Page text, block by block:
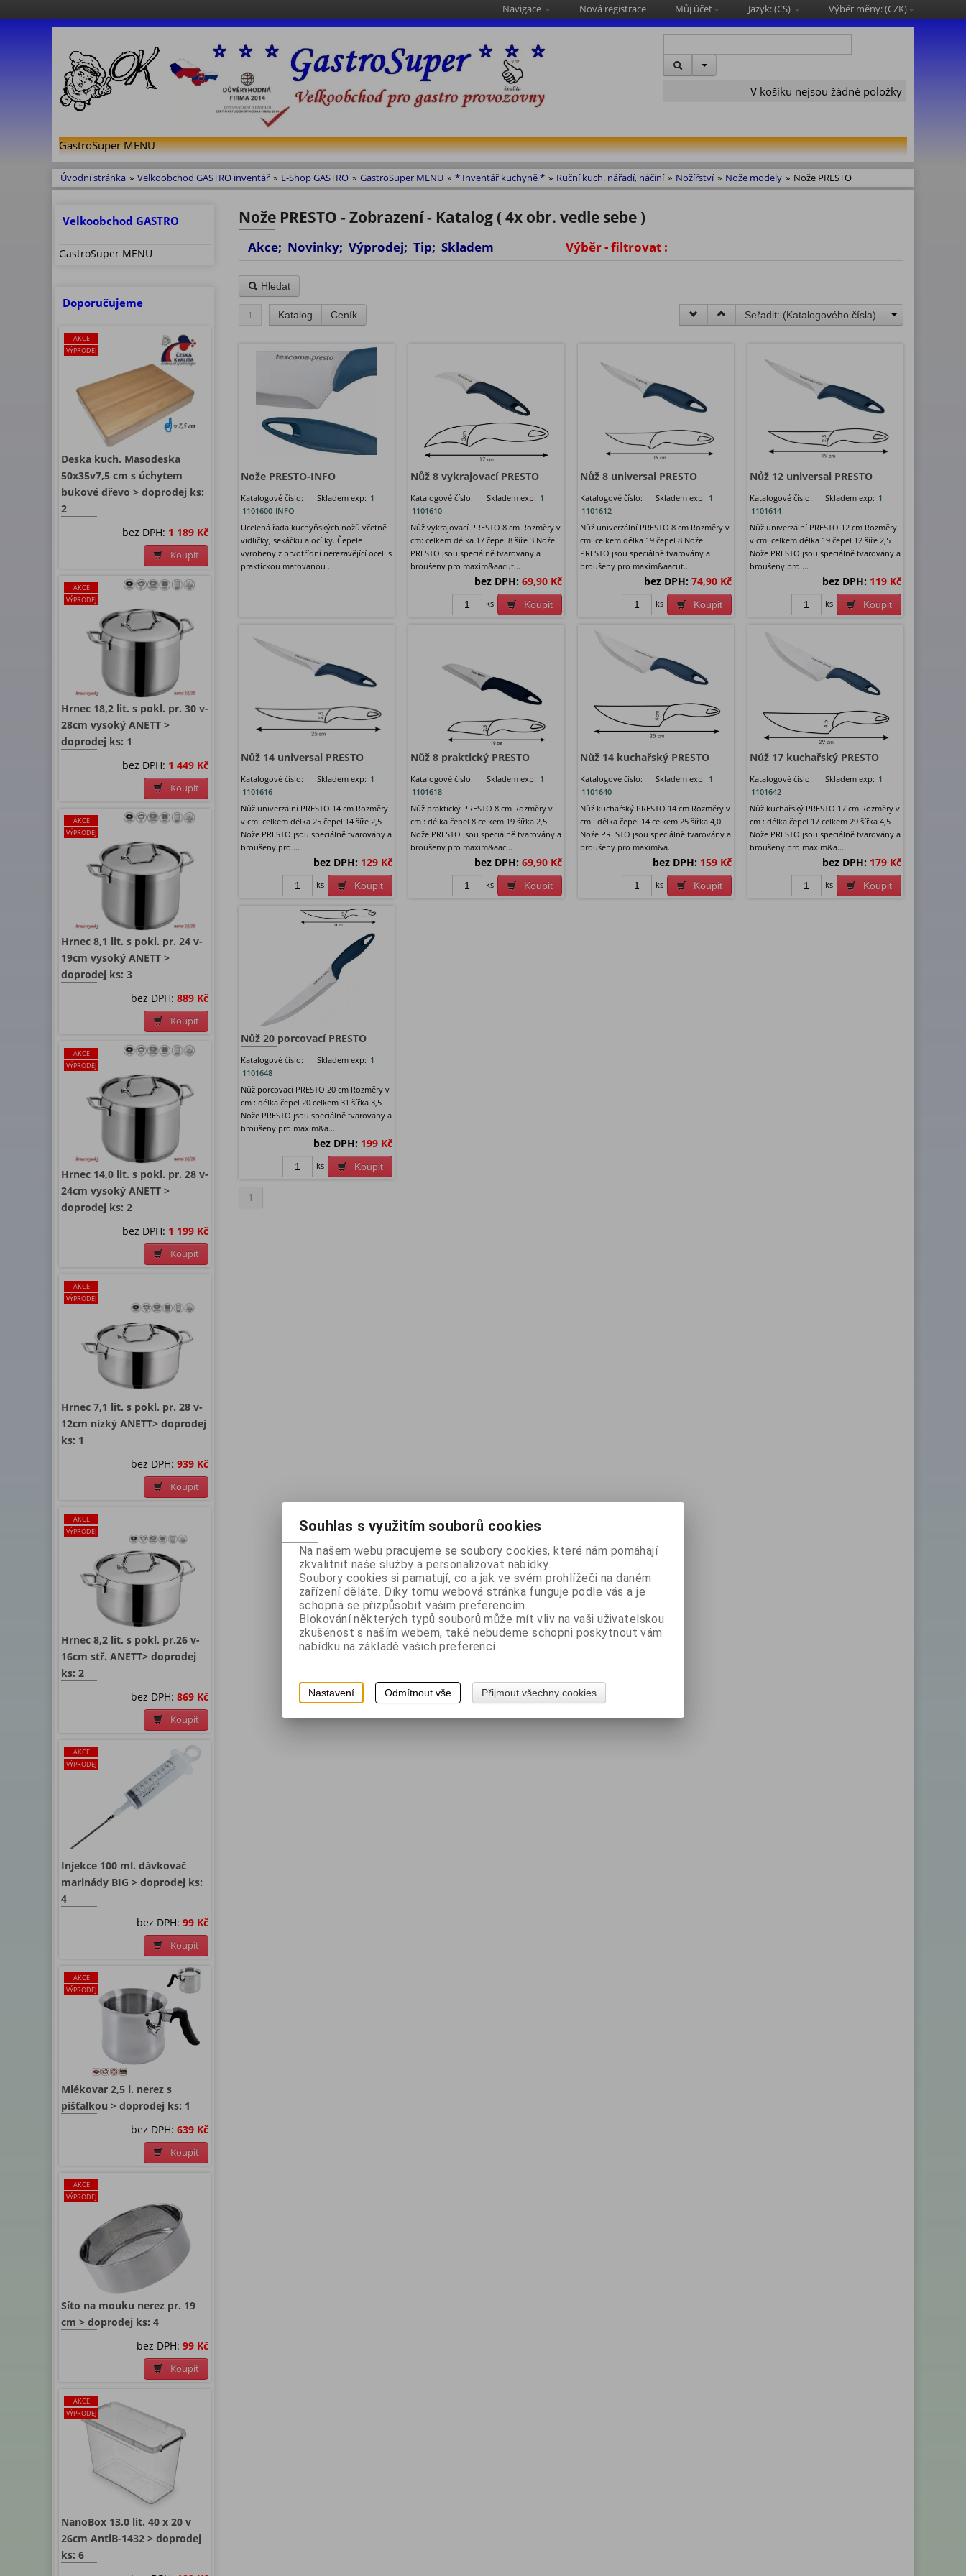
Navigace Nová registrace Můj účet Jazyk: (CS) Výběr měny: (CZK)
V košíku nejsou žádné položky
GastroSuper MENU
Úvodní stránka » Velkoobchod GASTRO inventář » E-Shop GASTRO » GastroSuper MENU » * Inventář kuchyně * » Ruční kuch. nářadí, náčiní » Nožířství » Nože modely » Nože PRESTO
Velkoobchod GASTRO
GastroSuper MENU
Doporučujeme
AKCE
VÝPRODEJ
Deska kuch. Masodeska
50x35v7,5 cm s úchytem
bukové dřevo > doprodej ks:
2
bez DPH: 1 189 Kč
Koupit
AKCE
VÝPRODEJ
Hrnec 18,2 lit. s pokl. pr. 30 v-
28cm vysoký ANETT >
doprodej ks: 1
bez DPH: 1 449 Kč
Koupit
AKCE
VÝPRODEJ
Hrnec 8,1 lit. s pokl. pr. 24 v-
19cm vysoký ANETT >
doprodej ks: 3
bez DPH: 889 Kč
Koupit
AKCE
VÝPRODEJ
Hrnec 14,0 lit. s pokl. pr. 28 v-
24cm vysoký ANETT >
doprodej ks: 2
bez DPH: 1 199 Kč
Koupit
AKCE
VÝPRODEJ
Hrnec 7,1 lit. s pokl. pr. 28 v-
12cm nízký ANETT> doprodej
ks: 1
bez DPH: 939 Kč
Koupit
AKCE
VÝPRODEJ
Hrnec 8,2 lit. s pokl. pr.26 v-
16cm stř. ANETT> doprodej
ks: 2
bez DPH: 869 Kč
Koupit
AKCE
VÝPRODEJ
Injekce 100 ml. dávkovač
marinády BIG > doprodej ks:
4
bez DPH: 99 Kč
Koupit
AKCE
VÝPRODEJ
Mlékovar 2,5 l. nerez s
píšťalkou > doprodej ks: 1
bez DPH: 639 Kč
Koupit
AKCE
VÝPRODEJ
Síto na mouku nerez pr. 19
cm > doprodej ks: 4
bez DPH: 99 Kč
Koupit
AKCE
VÝPRODEJ
NanoBox 13,0 lit. 40 x 20 v
26cm AntiB-1432 > doprodej
ks: 6
Nože PRESTO - Zobrazení - Katalog ( 4x obr. vedle sebe )
Akce; Novinky; Výprodej; Tip; Skladem Výběr - filtrovat :
Hledat
1 Katalog Ceník Seřadit: (Katalogového čísla)
Nože PRESTO-INFO
Katalogové číslo:
1101600-INFO
Skladem exp: 1
Ucelená řada kuchyňských nožů včetně
vidličky, sekáčku a ocílky. Čepele
vyrobeny z prvotřídní nerezavějící oceli s
praktickou matovanou ...
Nůž 8 vykrajovací PRESTO
Katalogové číslo:
1101610
Skladem exp: 1
Nůž vykrajovací PRESTO 8 cm Rozměry v
cm: celkem délka 17 čepel 8 šíře 3 Nože
PRESTO jsou speciálně tvarovány a
broušeny pro maxim&aacut...
bez DPH: 69,90 Kč
Koupit
ks
Nůž 8 universal PRESTO
Katalogové číslo:
1101612
Skladem exp: 1
Nůž univerzální PRESTO 8 cm Rozměry v
cm: celkem délka 19 čepel 8 Nože
PRESTO jsou speciálně tvarovány a
broušeny pro maxim&aacut...
bez DPH: 74,90 Kč
Koupit
ks
Nůž 12 universal PRESTO
Katalogové číslo:
1101614
Skladem exp: 1
Nůž univerzální PRESTO 12 cm Rozměry
v cm: celkem délka 19 čepel 12 šíře 2,5
Nože PRESTO jsou speciálně tvarovány a
broušeny pro ...
bez DPH: 119 Kč
Koupit
ks
Nůž 14 universal PRESTO
Katalogové číslo:
1101616
Skladem exp: 1
Nůž univerzální PRESTO 14 cm Rozměry
v cm: celkem délka 25 čepel 14 šíře 2,5
Nože PRESTO jsou speciálně tvarovány a
broušeny pro ...
bez DPH: 129 Kč
Koupit
ks
Nůž 8 praktický PRESTO
Katalogové číslo:
1101618
Skladem exp: 1
Nůž praktický PRESTO 8 cm Rozměry v
cm : délka čepel 8 celkem 19 šířka 2,5
Nože PRESTO jsou speciálně tvarovány a
broušeny pro maxim&aac...
bez DPH: 69,90 Kč
Koupit
ks
Nůž 14 kuchařský PRESTO
Katalogové číslo:
1101640
Skladem exp: 1
Nůž kuchařský PRESTO 14 cm Rozměry v
cm : délka čepel 14 celkem 25 šířka 4,0
Nože PRESTO jsou speciálně tvarovány a
broušeny pro maxim&a...
bez DPH: 159 Kč
Koupit
ks
Nůž 17 kuchařský PRESTO
Katalogové číslo:
1101642
Skladem exp: 1
Nůž kuchařský PRESTO 17 cm Rozměry v
cm : délka čepel 17 celkem 29 šířka 4,5
Nože PRESTO jsou speciálně tvarovány a
broušeny pro maxim&a...
bez DPH: 179 Kč
Koupit
ks
Nůž 20 porcovací PRESTO
Katalogové číslo:
1101648
Skladem exp: 1
Nůž porcovací PRESTO 20 cm Rozměry v
cm : délka čepel 20 celkem 31 šířka 3,5
Nože PRESTO jsou speciálně tvarovány a
broušeny pro maxim&a...
bez DPH: 199 Kč
Koupit
ks
1
Souhlas s využitím souborů cookies
Na našem webu pracujeme se soubory cookies, které nám pomáhají
zkvalitnit naše služby a personalizovat nabídky.
Soubory cookies si pamatují, co a jak ve svém prohlížeči na daném
zařízení děláte. Díky tomu webová stránka funguje podle vás a je
schopná se přizpůsobit vašim preferencím.
Blokování některých typů souborů může mít vliv na vaši uživatelskou
zkušenost s naším webem, také nebudeme schopni poskytnout vám
nabídku na základě vašich preferencí.
Nastavení Odmítnout vše Přijmout všechny cookies